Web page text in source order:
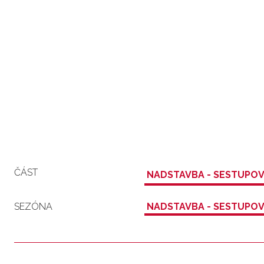
ČÁST NADSTAVBA -
SEZÓNA NADSTAVBA -